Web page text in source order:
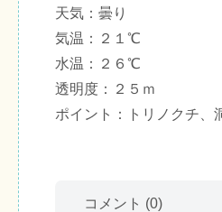
天気：曇り
気温：２１℃
水温：２６℃
透明度：２５ｍ
ポイント：トリノクチ、
コメント (0)